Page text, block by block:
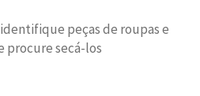
identifique peças de roupas e
procure secá-los